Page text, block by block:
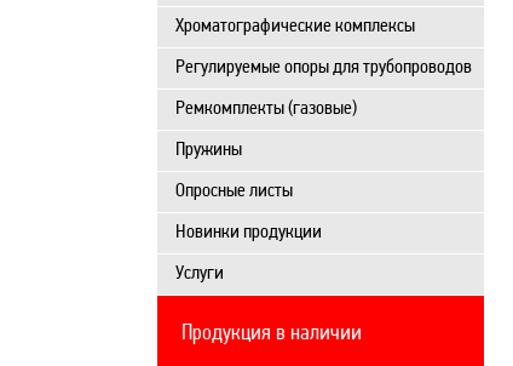
Хроматографические комплексы
Регулируемые опоры для трубопроводов
Ремкомплекты (газовые)
Пружины
Опросные листы
Новинки продукции
Услуги
Продукция в наличии